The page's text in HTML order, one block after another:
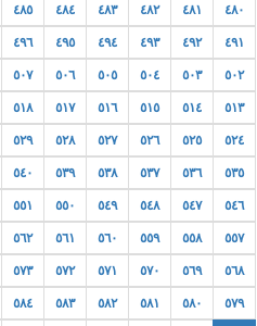
٤٨٠ ٤٨١ ٤٨٢ ٤٨٣ ٤٨٤ ٤٨٥
٤٩١ ٤٩٢ ٤٩٣ ٤٩٤ ٤٩٥ ٤٩٦
٥٠٢ ٥٠٣ ٥٠٤ ٥٠٥ ٥٠٦ ٥٠٧
٥١٣ ٥١٤ ٥١٥ ٥١٦ ٥١٧ ٥١٨
٥٢٤ ٥٢٥ ٥٢٦ ٥٢٧ ٥٢٨ ٥٢٩
٥٣٥ ٥٣٦ ٥٣٧ ٥٣٨ ٥٣٩ ٥٤٠
٥٤٦ ٥٤٧ ٥٤٨ ٥٤٩ ٥٥٠ ٥٥١
٥٥٧ ٥٥٨ ٥٥٩ ٥٦٠ ٥٦١ ٥٦٢
٥٦٨ ٥٦٩ ٥٧٠ ٥٧١ ٥٧٢ ٥٧٣
٥٧٩ ٥٨٠ ٥٨١ ٥٨٢ ٥٨٣ ٥٨٤